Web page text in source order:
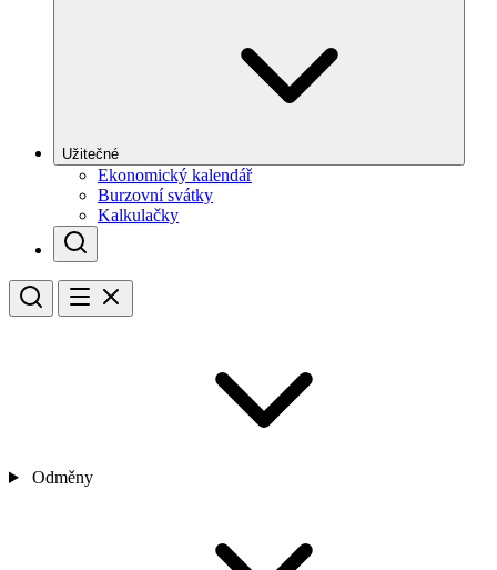
Užitečné
Ekonomický kalendář
Burzovní svátky
Kalkulačky
Odměny